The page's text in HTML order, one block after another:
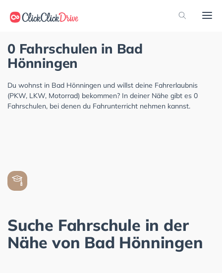
0 Fahrschulen in Bad
Hönningen
Du wohnst in Bad Hönningen und willst deine Fahrerlaubnis
(PKW, LKW, Motorrad) bekommen? In deiner Nähe gibt es 0
Fahrschulen, bei denen du Fahrunterricht nehmen kannst.
Suche Fahrschule in der
Nähe von Bad Hönningen